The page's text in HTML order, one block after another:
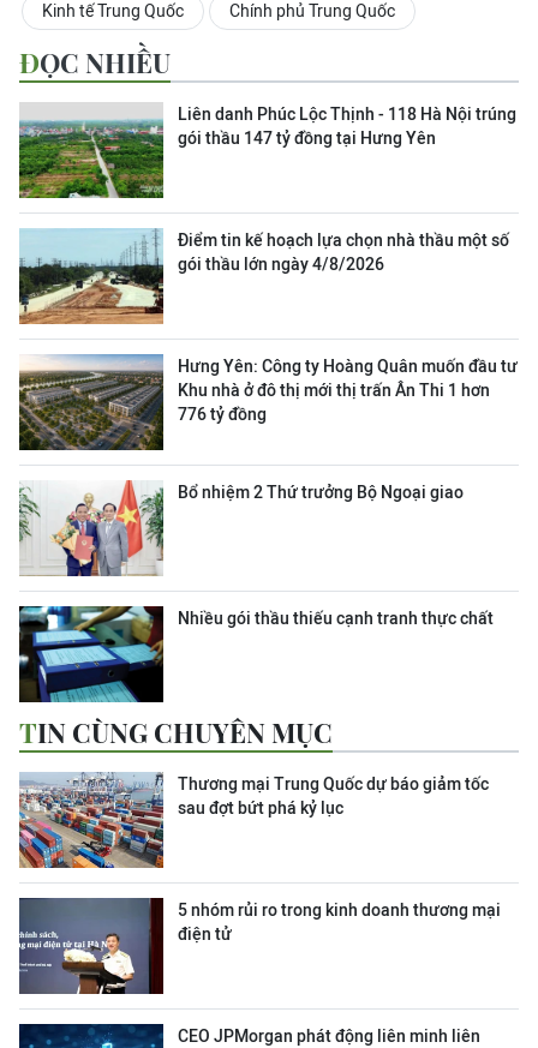
Kinh tế Trung Quốc Chính phủ Trung Quốc
ĐỌC NHIỀU
Liên danh Phúc Lộc Thịnh - 118 Hà Nội trúng
gói thầu 147 tỷ đồng tại Hưng Yên
Điểm tin kế hoạch lựa chọn nhà thầu một số
gói thầu lớn ngày 4/8/2026
Hưng Yên: Công ty Hoàng Quân muốn đầu tư
Khu nhà ở đô thị mới thị trấn Ân Thi 1 hơn
776 tỷ đồng
Bổ nhiệm 2 Thứ trưởng Bộ Ngoại giao
Nhiều gói thầu thiếu cạnh tranh thực chất
TIN CÙNG CHUYÊN MỤC
Thương mại Trung Quốc dự báo giảm tốc
sau đợt bứt phá kỷ lục
5 nhóm rủi ro trong kinh doanh thương mại
điện tử
CEO JPMorgan phát động liên minh liên